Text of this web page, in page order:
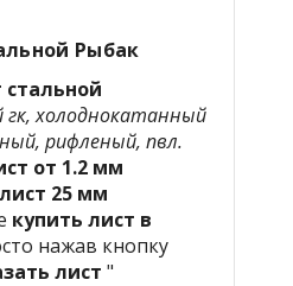
Рыбак
стальной
холоднокатанный
рифленый, пвл.
от 1.2 мм
25 мм
купить лист в
нажав кнопку
лист "